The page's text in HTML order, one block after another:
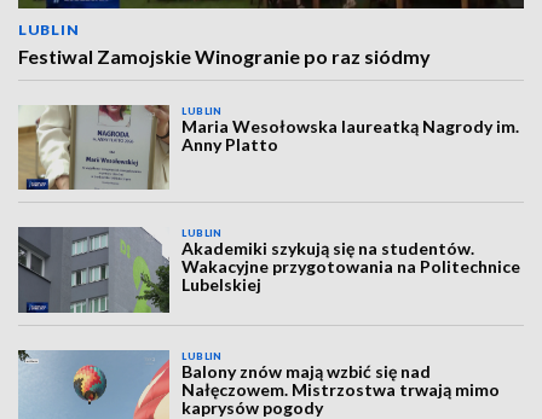
LUBLIN
Festiwal Zamojskie Winogranie po raz siódmy
LUBLIN
Maria Wesołowska laureatką Nagrody im.
Anny Platto
LUBLIN
Akademiki szykują się na studentów.
Wakacyjne przygotowania na Politechnice
Lubelskiej
LUBLIN
Balony znów mają wzbić się nad
Nałęczowem. Mistrzostwa trwają mimo
kaprysów pogody